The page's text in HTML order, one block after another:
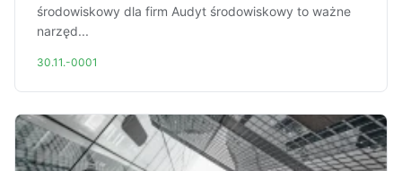
środowiskowy dla firm Audyt środowiskowy to ważne
narzęd...
30.11.-0001